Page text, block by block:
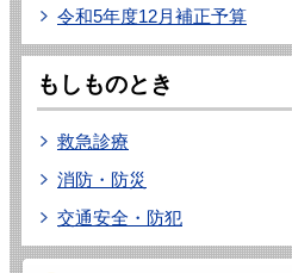
令和5年度12月補正予算
もしものとき
救急診療
消防・防災
交通安全・防犯